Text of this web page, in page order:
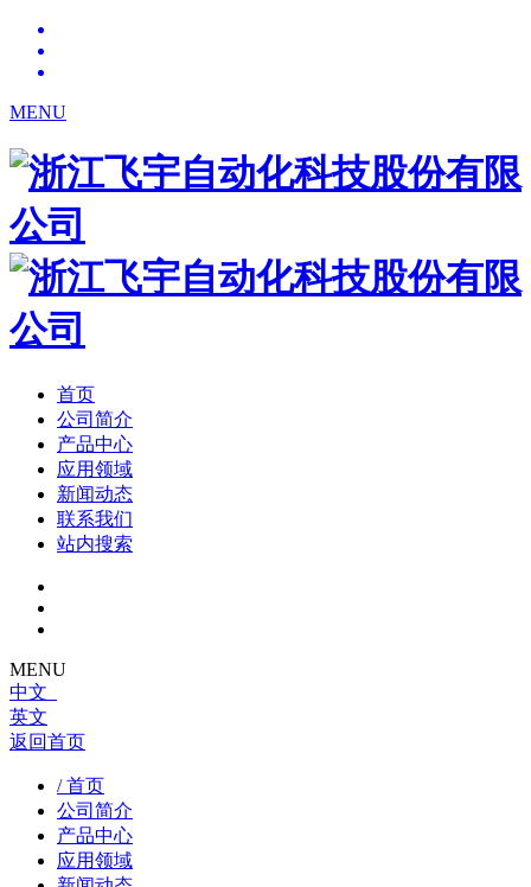
MENU
首页
公司简介
产品中心
应用领域
新闻动态
联系我们
站内搜索
MENU
中文
英文
返回首页
/ 首页
公司简介
产品中心
应用领域